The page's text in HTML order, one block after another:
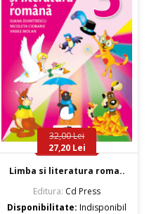
32,00 Lei
27,20 Lei
Limba si literatura roma..
Editura: Cd Press
Disponibilitate:Indisponibil